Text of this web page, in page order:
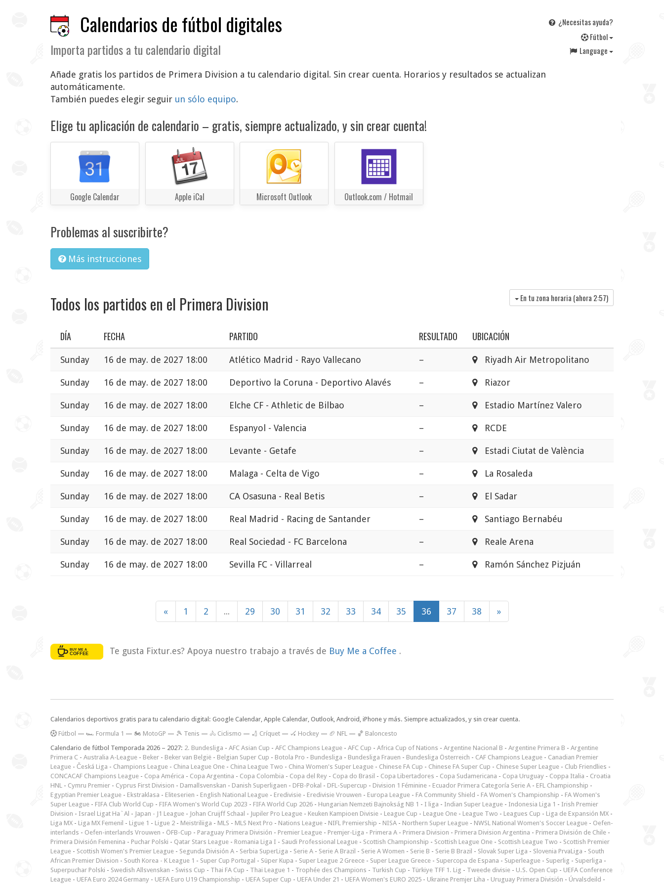
Calendarios de fútbol digitales
Importa partidos a tu calendario digital
¿Necesitas ayuda?
Fútbol
Language
Añade gratis los partidos de Primera Division a tu calendario digital. Sin crear cuenta. Horarios y resultados se actualizan
automáticamente.
También puedes elegir seguir un sólo equipo.
Elige tu aplicación de calendario – gratis, siempre actualizado, y sin crear cuenta!
Google Calendar Apple iCal Microsoft Outlook Outlook.com / Hotmail
Problemas al suscribirte?
Más instrucciones
Todos los partidos en el Primera Division En tu zona horaria (ahora 2:57)
DÍA FECHA PARTIDO RESULTADO UBICACIÓN
Sunday 16 de may. de 2027 18:00 Atlético Madrid - Rayo Vallecano – Riyadh Air Metropolitano
Sunday 16 de may. de 2027 18:00 Deportivo la Coruna - Deportivo Alavés – Riazor
Sunday 16 de may. de 2027 18:00 Elche CF - Athletic de Bilbao – Estadio Martínez Valero
Sunday 16 de may. de 2027 18:00 Espanyol - Valencia – RCDE
Sunday 16 de may. de 2027 18:00 Levante - Getafe – Estadi Ciutat de València
Sunday 16 de may. de 2027 18:00 Malaga - Celta de Vigo – La Rosaleda
Sunday 16 de may. de 2027 18:00 CA Osasuna - Real Betis – El Sadar
Sunday 16 de may. de 2027 18:00 Real Madrid - Racing de Santander – Santiago Bernabéu
Sunday 16 de may. de 2027 18:00 Real Sociedad - FC Barcelona – Reale Arena
Sunday 16 de may. de 2027 18:00 Sevilla FC - Villarreal – Ramón Sánchez Pizjuán
« 1 2 ... 29 30 31 32 33 34 35 36 37 38 »
Te gusta Fixtur.es? Apoya nuestro trabajo a través de Buy Me a Coffee .
Calendarios deportivos gratis para tu calendario digital: Google Calendar, Apple Calendar, Outlook, Android, iPhone y más. Siempre actualizados, y sin crear cuenta.
Fútbol — 🏎️ Formula 1 — 🏍 MotoGP — 🎾 Tenis — 🚴 Ciclismo — 🏏 Críquet — 🏑 Hockey — 🏈 NFL — 🏀 Baloncesto
Calendario de fútbol Temporada 2026 – 2027: 2. Bundesliga - AFC Asian Cup - AFC Champions League - AFC Cup - Africa Cup of Nations - Argentine Nacional B - Argentine Primera B - Argentine
Primera C - Australia A-League - Beker - Beker van België - Belgian Super Cup - Botola Pro - Bundesliga - Bundesliga Frauen - Bundesliga Österreich - CAF Champions League - Canadian Premier
League - Česká Liga - Champions League - China League One - China League Two - China Women's Super League - Chinese FA Cup - Chinese FA Super Cup - Chinese Super League - Club Friendlies -
CONCACAF Champions League - Copa América - Copa Argentina - Copa Colombia - Copa del Rey - Copa do Brasil - Copa Libertadores - Copa Sudamericana - Copa Uruguay - Coppa Italia - Croatia
HNL - Cymru Premier - Cyprus First Division - Damallsvenskan - Danish Superligaen - DFB-Pokal - DFL-Supercup - Division 1 Féminine - Ecuador Primera Categoría Serie A - EFL Championship -
Egyptian Premier League - Ekstraklasa - Eliteserien - English National League - Eredivisie - Eredivisie Vrouwen - Europa League - FA Community Shield - FA Women's Championship - FA Women's
Super League - FIFA Club World Cup - FIFA Women's World Cup 2023 - FIFA World Cup 2026 - Hungarian Nemzeti Bajnokság NB 1 - I liga - Indian Super League - Indonesia Liga 1 - Irish Premier
Division - Israel Ligat Ha`Al - Japan - J1 League - Johan Cruijff Schaal - Jupiler Pro League - Keuken Kampioen Divisie - League Cup - League One - League Two - Leagues Cup - Liga de Expansión MX -
Liga MX - Liga MX Femenil - Ligue 1 - Ligue 2 - Meistriliiga - MLS - MLS Next Pro - Nations League - NIFL Premiership - NISA - Northern Super League - NWSL National Women's Soccer League - Oefen-
interlands - Oefen-interlands Vrouwen - ÖFB-Cup - Paraguay Primera División - Premier League - Premjer-Liga - Primera A - Primera Division - Primera Division Argentina - Primera División de Chile -
Primera División Femenina - Puchar Polski - Qatar Stars League - Romania Liga I - Saudi Professional League - Scottish Championship - Scottish League One - Scottish League Two - Scottish Premier
League - Scottish Women's Premier League - Segunda División A - Serbia SuperLiga - Serie A - Serie A Brazil - Serie A Women - Serie B - Serie B Brazil - Slovak Super Liga - Slovenia PrvaLiga - South
African Premier Division - South Korea - K League 1 - Super Cup Portugal - Süper Kupa - Super League 2 Greece - Super League Greece - Supercopa de Espana - Superleague - Superlig - Superliga -
Superpuchar Polski - Swedish Allsvenskan - Swiss Cup - Thai FA Cup - Thai League 1 - Trophée des Champions - Turkish Cup - Türkiye TFF 1. Lig - Tweede divisie - U.S. Open Cup - UEFA Conference
League - UEFA Euro 2024 Germany - UEFA Euro U19 Championship - UEFA Super Cup - UEFA Under 21 - UEFA Women's EURO 2025 - Ukraine Premjer Liha - Uruguay Primera División - Úrvalsdeild -